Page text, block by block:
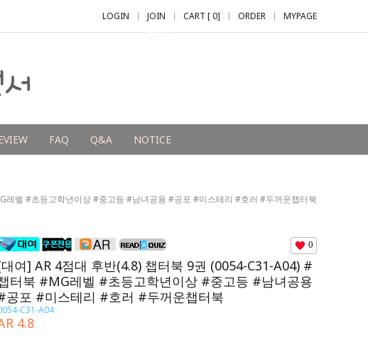
LOGIN JOIN
+2,000 P
CART [0] ORDER MYPAGE
FAQ Q&A NOTICE
레벨 #초등고학년이상 #중고등 #남녀공용 #공포 #미스테리 #호러 #두꺼운챕터북
0
여] AR 4점대 후반(4.8) 챕터북 9권 (0054-C31-A04) #
터북 #MG레벨 #초등고학년이상 #중고등 #남녀공용
공포 #미스테리 #호러 #두꺼운챕터북
C31-A04
4.8